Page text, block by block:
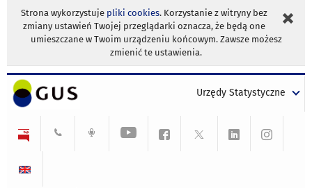
Strona wykorzystuje pliki cookies. Korzystanie z witryny bez
zmiany ustawień Twojej przeglądarki oznacza, że będą one
umieszczane w Twoim urządzeniu końcowym. Zawsze możesz
zmienić te ustawienia.
Urzędy Statystyczne